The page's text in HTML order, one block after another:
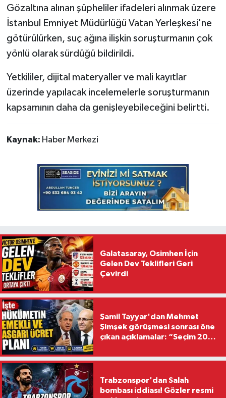
Gözaltına alınan şüpheliler ifadeleri alınmak üzere
İstanbul Emniyet Müdürlüğü Vatan Yerleşkesi'ne
götürülürken, suç ağına ilişkin soruşturmanın çok
yönlü olarak sürdüğü bildirildi.
Yetkililer, dijital materyaller ve mali kayıtlar
üzerinde yapılacak incelemelerle soruşturmanın
kapsamının daha da genişleyebileceğini belirtti.
Kaynak: Haber Merkezi
Galatasaray, Osimhen İçin
Gelen Dev Teklifleri Geri
Çevirdi
Şamil Tayyar'dan Mehmet
Şimşek görüşmesi sonrası öne
çıkan açıklamalar: “Seçim 2028
Trabzonspor'dan Salah
bombası iddiası! Gözler resmi